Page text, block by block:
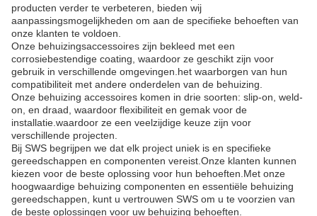
producten verder te verbeteren, bieden wij
aanpassingsmogelijkheden om aan de specifieke behoeften van
onze klanten te voldoen.
Onze behuizingsaccessoires zijn bekleed met een
corrosiebestendige coating, waardoor ze geschikt zijn voor
gebruik in verschillende omgevingen.het waarborgen van hun
compatibiliteit met andere onderdelen van de behuizing.
Onze behuizing accessoires komen in drie soorten: slip-on, weld-
on, en draad, waardoor flexibiliteit en gemak voor de
installatie.waardoor ze een veelzijdige keuze zijn voor
verschillende projecten.
Bij SWS begrijpen we dat elk project uniek is en specifieke
gereedschappen en componenten vereist.Onze klanten kunnen
kiezen voor de beste oplossing voor hun behoeften.Met onze
hoogwaardige behuizing componenten en essentiële behuizing
gereedschappen, kunt u vertrouwen SWS om u te voorzien van
de beste oplossingen voor uw behuizing behoeften.